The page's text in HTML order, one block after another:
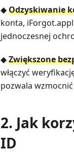
◆Odzyskiwanie
konta,
jednoczesnej
◆Zwiększone
włączyć
pozwala
2. Jak
ID